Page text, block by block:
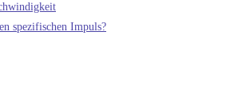
spezifischen Impuls?